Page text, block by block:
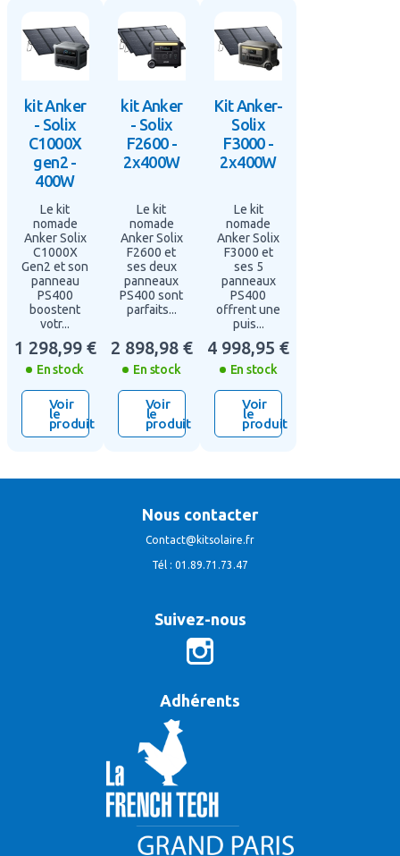
kit Anker
- Solix
C1000X
gen2 -
400W
Le kit
nomade
Anker Solix
C1000X
Gen2 et son
panneau
PS400
boostent
votr...
1 298,99 €
En stock
Voir
le
produit
kit Anker
- Solix
F2600 -
2x400W
Le kit
nomade
Anker Solix
F2600 et
ses deux
panneaux
PS400 sont
parfaits...
2 898,98 €
En stock
Voir
le
produit
Kit Anker-
Solix
F3000 -
2x400W
Le kit
nomade
Anker Solix
F3000 et
ses 5
panneaux
PS400
offrent une
puis...
4 998,95 €
En stock
Voir
le
produit
Nous contacter
Contact@kitsolaire.fr
Tél : 01.89.71.73.47
Suivez-nous
Adhérents